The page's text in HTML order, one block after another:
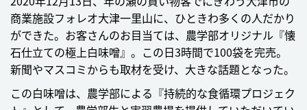
商業施設フォレオ大津一里山に、ひときわ多くの人だかり
ができた。お客さんのお目当ては、農学部オリジナル『懐
石仕立ての極上白味噌』。この日3時間で100袋を完売。
新聞やマスコミからも取材を受け、大きな話題となった。
この白味噌は、農学部による『持続的な食循環プロジェク